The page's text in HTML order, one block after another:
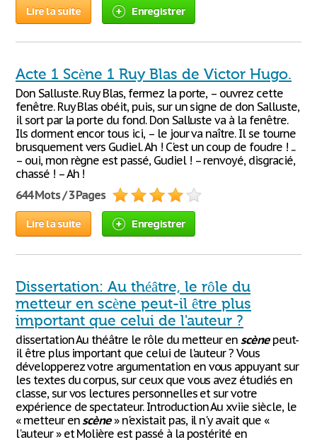
Lire la suite Enregistrer
Acte 1 Scène 1 Ruy Blas de Victor Hugo.
Don Salluste. Ruy Blas, fermez la porte, – ouvrez cette
fenêtre. Ruy Blas obéit, puis, sur un signe de don Salluste,
il sort par la porte du fond. Don Salluste va à la fenêtre.
Ils dorment encor tous ici, – le jour va naître. Il se tourne
brusquement vers Gudiel. Ah ! C'est un coup de foudre ! ...
– oui, mon règne est passé, Gudiel ! – renvoyé, disgracié,
chassé ! – Ah !
644 Mots / 3 Pages
Lire la suite Enregistrer
Dissertation: Au théâtre, le rôle du
metteur en scène peut-il être plus
important que celui de l'auteur ?
dissertation Au théâtre le rôle du metteur enscènepeut-
il être plus important que celui de l'auteur ? Vous
développerez votre argumentation en vous appuyant sur
les textes du corpus, sur ceux que vous avez étudiés en
classe, sur vos lectures personnelles et sur votre
expérience de spectateur. Introduction Au xviie siècle, le
« metteur enscène» n'existait pas, il n'y avait que «
l'auteur » et Molière est passé à la postérité en